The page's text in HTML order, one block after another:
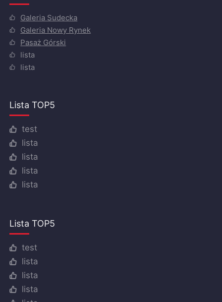
Galeria Sudecka
Galeria Nowy Rynek
Pasaż Górski
lista
lista
Lista TOP5
test
lista
lista
lista
lista
Lista TOP5
test
lista
lista
lista